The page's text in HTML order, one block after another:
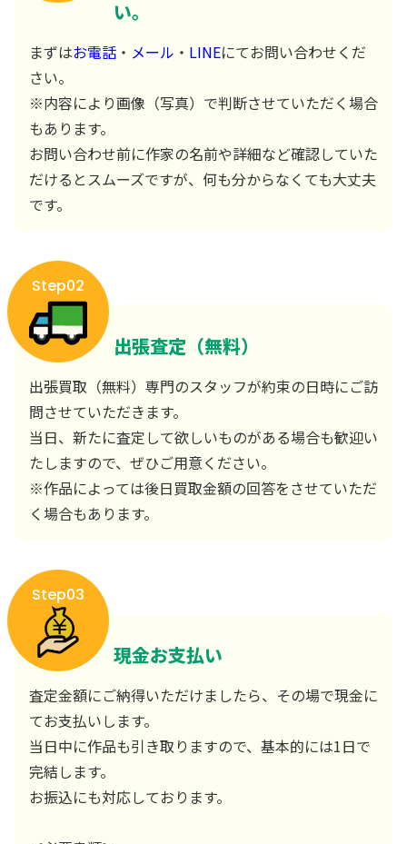
い。
まずはお電話 ・ メール ・ LINEにてお問い合わせくだ
さい。
※内容により画像（写真）で判断させていただく場合
もあります。
お問い合わせ前に作家の名前や詳細など確認していた
だけるとスムーズですが、何も分からなくても大丈夫
です。
Step02
出張査定（無料）
出張買取（無料）専門のスタッフが約束の日時にご訪
問させていただきます。
当日、新たに査定して欲しいものがある場合も歓迎い
たしますので、ぜひご用意ください。
※作品によっては後日買取金額の回答をさせていただ
く場合もあります。
Step03
現金お支払い
査定金額にご納得いただけましたら、その場で現金に
てお支払いします。
当日中に作品も引き取りますので、基本的には1日で
完結します。
お振込にも対応しております。